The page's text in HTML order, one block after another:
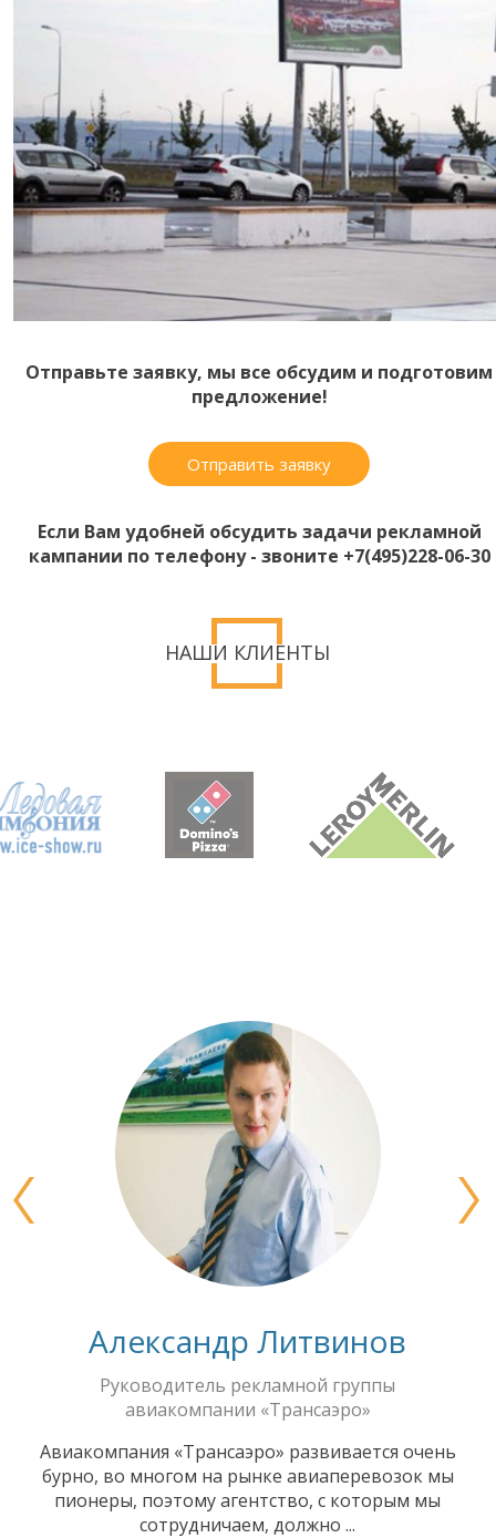
Отправьте заявку, мы все обсудим и подготовим
предложение!
Отправить заявку
Если Вам удобней обсудить задачи рекламной
кампании по телефону - звоните +7(495)228-06-30
НАШИ КЛИЕНТЫ
Александр Литвинов
Руководитель рекламной группы
авиакомпании «Трансаэро»
Авиакомпания «Трансаэро» развивается очень
бурно, во многом на рынке авиаперевозок мы
пионеры, поэтому агентство, с которым мы
сотрудничаем, должно ...